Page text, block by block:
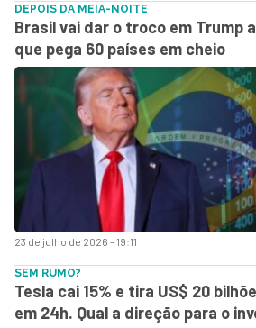
23 de julho de 2026 - 19:11
DEPOIS DA MEIA-NOITE
Brasil vai dar o troco em Trump
que pega 60 países em cheio
SEM RUMO?
Tesla cai 15% e tira US$ 20
em 24h. Qual a direção para o